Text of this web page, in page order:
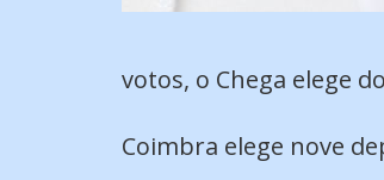
votos, o Chega elege
Coimbra elege nove